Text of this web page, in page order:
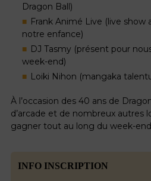
Dragon Ball)
Frank Animé Live (live show
notre enfance)
DJ Tasmy (présent pour
week-end)
Loiki Nihon (mangaka
À l’occasion des 40 ans de
d’arcade et de nombreux autres
gagner tout au long du week-
INFO INSCRIPTION